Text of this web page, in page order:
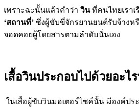
เพราะฉะนั้นแล้วคำว่า วินที่คนไทยเราเ
‘สถานที่’ ซึ่งผู้ขับขี่จักรยานยนต์รับจ้างห
จอดคอยผู้โดยสารตามลำดับนั่นเอง
เสื้อวินประกอบไปด้วยอะไร
ในเสื้อผู้ขับวินมอเตอร์ไซค์นั้น มีองค์ปร